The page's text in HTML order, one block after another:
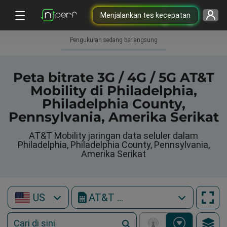
Menjalankan tes kecepatan
Pengukuran sedang berlangsung
Peta bitrate 3G / 4G / 5G AT&T
Mobility di Philadelphia,
Philadelphia County,
Pennsylvania, Amerika Serikat
AT&T Mobility jaringan data seluler dalam
Philadelphia, Philadelphia County, Pennsylvania,
Amerika Serikat
US AT&T Mobility